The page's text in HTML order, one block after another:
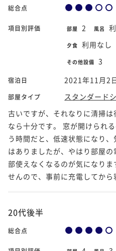
総合点
項目別評価 部屋 2 風呂
夕食 利用なし
その他設備 3
宿泊日 2021年11月2
部屋タイプ
スタンダード
古いですが、それなりに清掃
なら十分です。 窓が開けられ
う時間だと、低速状態になり
はありましたが、やはり部屋
部使えなくなるのが気になり
せんので、事前に充電してから
20代後半
総合点